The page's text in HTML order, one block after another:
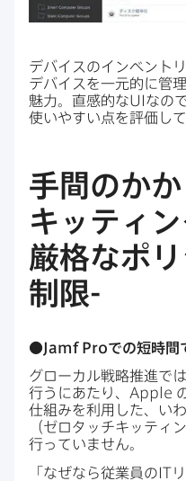
デバイスの​インベント
デバイスを​一元的に​管
魅力。​直感的なUI なの
使いやすい点を​評価して
手間の​か
キッティ
厳格な​ポ
制限-
● Jamf Proでの​短時間
グローカル戦略推進では
行うに​あたり、 Apple
仕組みを​利用した、​い
（ゼロタッチキッティ
行っていません。
「なぜなら​従業員の IT